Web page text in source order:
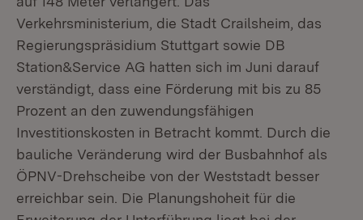
Verkehrsministerium, die Stadt Crailsheim, das
Regierungspräsidium Stuttgart sowie DB
Station&Service AG hatten sich im Juni darauf
verständigt, dass eine Förderung mit bis zu 85
Prozent an den zuwendungsfähigen
Investitionskosten in Betracht kommt. Durch die
bauliche Veränderung wird der Busbahnhof als
ÖPNV-Drehscheibe von der Weststadt besser
erreichbar sein. Die Planungshoheit für die